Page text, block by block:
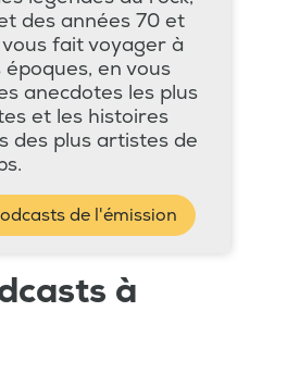
des années 70 et
fait voyager à
en vous
anecdotes les plus
et les histoires
des plus artistes de
de l'émission
à